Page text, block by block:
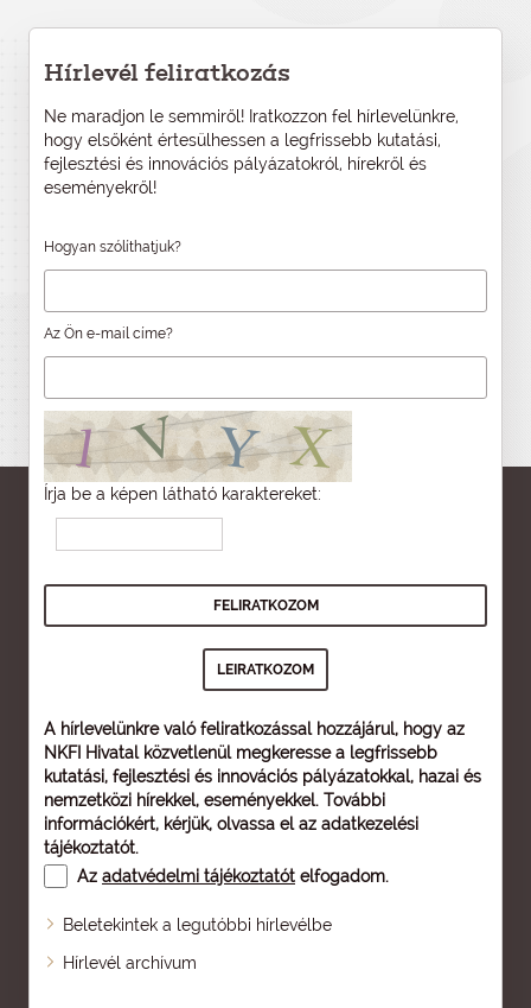
Hírlevél feliratkozás
Ne maradjon le semmiről! Iratkozzon fel hírlevelünkre,
hogy elsőként értesülhessen a legfrissebb kutatási,
fejlesztési és innovációs pályázatokról, hírekről és
eseményekről!
Hogyan szólíthatjuk?
Az Ön e-mail címe?
Írja be a képen látható karaktereket:
A hírlevelünkre való feliratkozással hozzájárul, hogy az
NKFI Hivatal közvetlenül megkeresse a legfrissebb
kutatási, fejlesztési és innovációs pályázatokkal, hazai és
nemzetközi hírekkel, eseményekkel. További
információkért, kérjük, olvassa el az adatkezelési
tájékoztatót.
Az adatvédelmi tájékoztatót elfogadom.
Beletekintek a legutóbbi hírlevélbe
Hírlevél archívum
Oldaltérkép